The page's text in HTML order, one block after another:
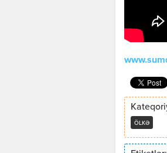
ÖLKƏ